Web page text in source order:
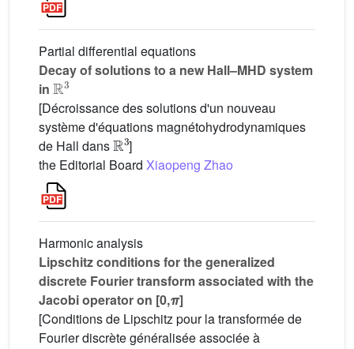
Partial differential equations
Decay of solutions to a new Hall–MHD system
in
R3
[Décroissance des solutions d'un nouveau
système d'équations magnétohydrodynamiques
de Hall dans
R3
]
the Editorial Board Xiaopeng Zhao
Harmonic analysis
Lipschitz conditions for the generalized
discrete Fourier transform associated with the
Jacobi operator on [0,π]
[Conditions de Lipschitz pour la transformée de
Fourier discrète généralisée associée à